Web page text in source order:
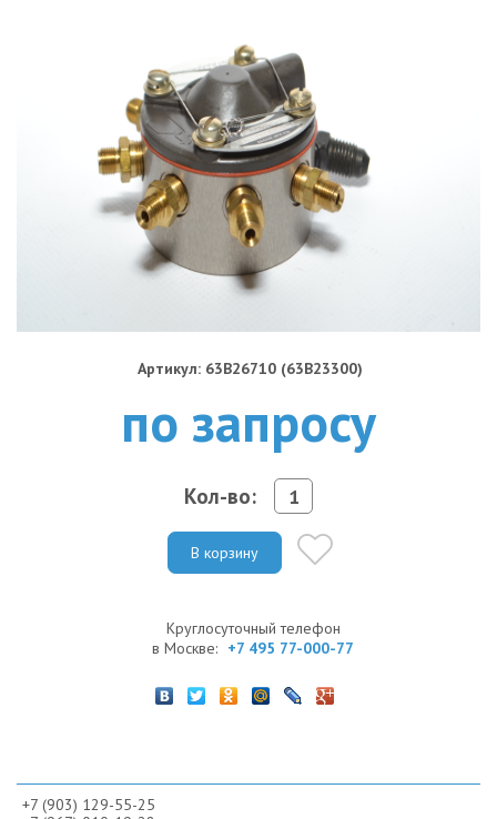
Артикул: 63B26710 (63B23300)
по запросу
Кол-во:
В корзину
Круглосуточный телефон
в Москве: +7 495 77-000-77
+7 (903) 129-55-25